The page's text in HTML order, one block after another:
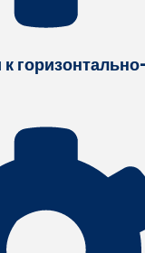
к